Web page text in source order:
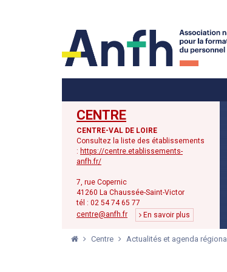
CENTRE
CENTRE-VAL DE LOIRE
Consultez la liste des établissements
: https://centre.etablissements-
anfh.fr/
7, rue Copernic
41260 La Chaussée-Saint-Victor
tél : 02 54 74 65 77
centre@anfh.fr
En savoir plus
Centre Actualités et agenda régional